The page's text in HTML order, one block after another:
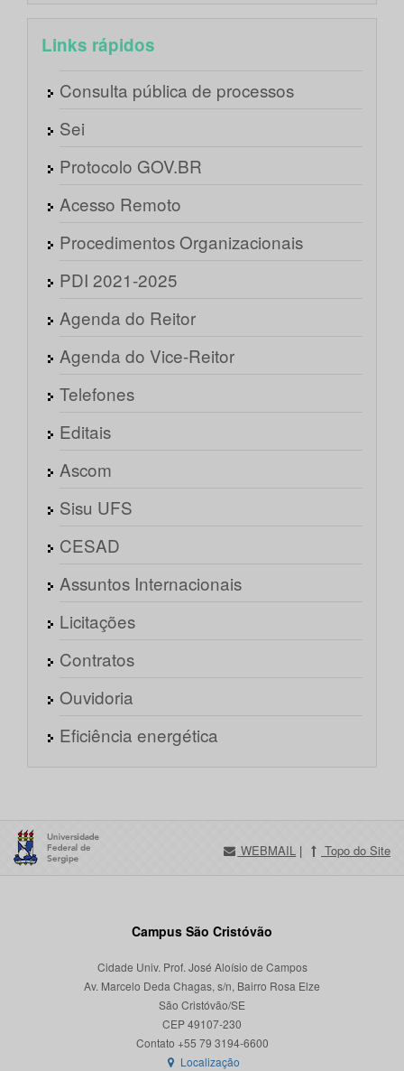
Links rápidos
Consulta pública de processos
Sei
Protocolo GOV.BR
Acesso Remoto
Procedimentos Organizacionais
PDI 2021-2025
Agenda do Reitor
Agenda do Vice-Reitor
Telefones
Editais
Ascom
Sisu UFS
CESAD
Assuntos Internacionais
Licitações
Contratos
Ouvidoria
Eficiência energética
WEBMAIL | Topo do Site
Campus São Cristóvão
Cidade Univ. Prof. José Aloísio de Campos
Av. Marcelo Deda Chagas, s/n, Bairro Rosa Elze
São Cristóvão/SE
CEP 49107-230
Localização